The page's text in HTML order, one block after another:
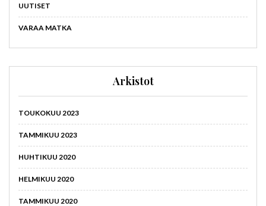
UUTISET
VARAA MATKA
Arkistot
TOUKOKUU 2023
TAMMIKUU 2023
HUHTIKUU 2020
HELMIKUU 2020
TAMMIKUU 2020